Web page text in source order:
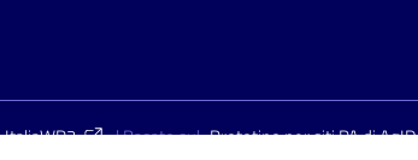
ItaliaWP2 | Basato sul Prototipo per siti PA di AgID